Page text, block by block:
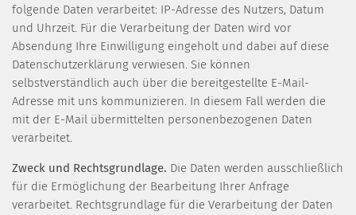
folgende Daten verarbeitet: IP-Adresse des Nutzers, Datum
und Uhrzeit. Für die Verarbeitung der Daten wird vor
Absendung Ihre Einwilligung eingeholt und dabei auf diese
Datenschutzerklärung verwiesen. Sie können
selbstverständlich auch über die bereitgestellte E-Mail-
Adresse mit uns kommunizieren. In diesem Fall werden die
mit der E-Mail übermittelten personenbezogenen Daten
verarbeitet.
Zweck und Rechtsgrundlage. Die Daten werden ausschließlich
für die Ermöglichung der Bearbeitung Ihrer Anfrage
verarbeitet. Rechtsgrundlage für die Verarbeitung der Daten